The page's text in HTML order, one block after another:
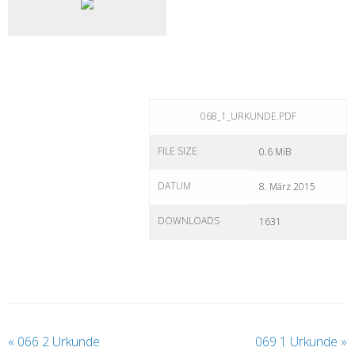
068_1_URKUNDE.PDF
FILE SIZE 0.6 MiB
DATUM 8. März 2015
DOWNLOADS 1631
« 066 2 Urkunde 069 1 Urkunde »